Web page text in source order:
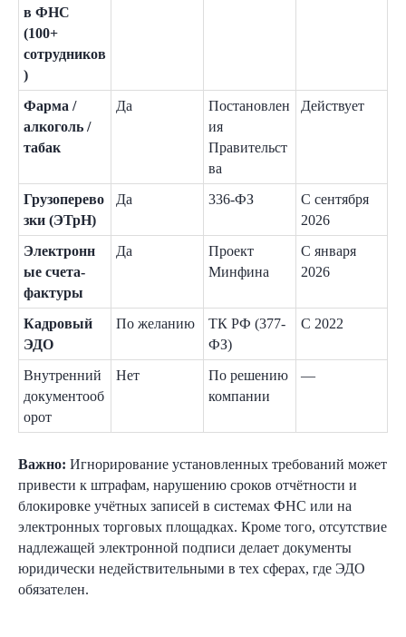
в ФНС
(100+
сотрудников
)
Фарма /
алкоголь /
табак
Да
Постановлен
ия
Правительст
ва
Действует
Грузоперево
зки (ЭТрН)
Да 336-ФЗ
С сентября
2026
Электронн
ые счета-
фактуры
Да
Проект
Минфина
С января
2026
Кадровый
ЭДО
По желанию
ТК РФ (377-
ФЗ)
С 2022
Внутренний
документооб
орот
Нет
По решению
компании
—
Важно: Игнорирование установленных требований может
привести к штрафам, нарушению сроков отчётности и
блокировке учётных записей в системах ФНС или на
электронных торговых площадках. Кроме того, отсутствие
надлежащей электронной подписи делает документы
юридически недействительными в тех сферах, где ЭДО
обязателен.